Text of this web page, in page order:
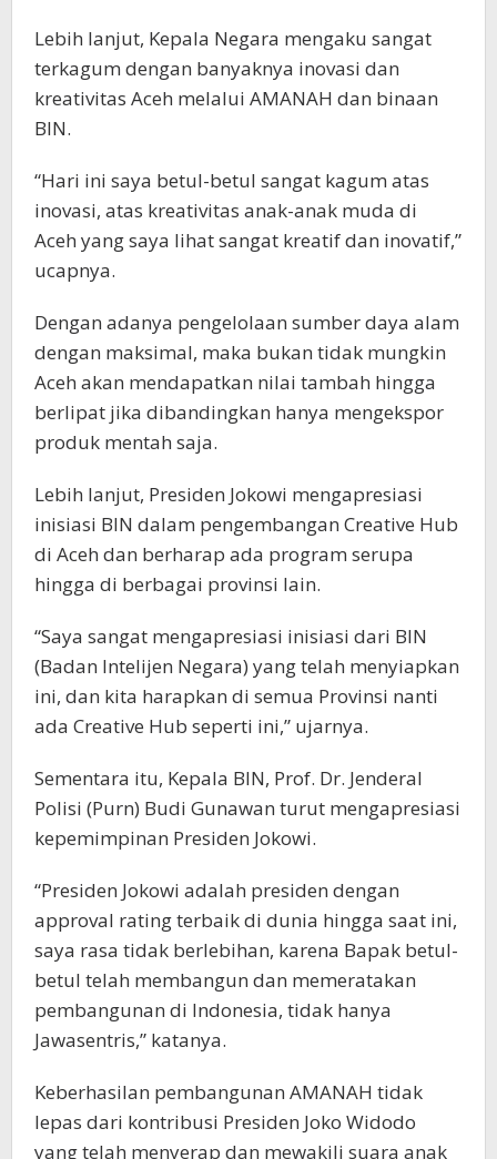
Lebih lanjut, Kepala Negara mengaku sangat
terkagum dengan banyaknya inovasi dan
kreativitas Aceh melalui AMANAH dan binaan
BIN.
“Hari ini saya betul-betul sangat kagum atas
inovasi, atas kreativitas anak-anak muda di
Aceh yang saya lihat sangat kreatif dan inovatif,”
ucapnya.
Dengan adanya pengelolaan sumber daya alam
dengan maksimal, maka bukan tidak mungkin
Aceh akan mendapatkan nilai tambah hingga
berlipat jika dibandingkan hanya mengekspor
produk mentah saja.
Lebih lanjut, Presiden Jokowi mengapresiasi
inisiasi BIN dalam pengembangan Creative Hub
di Aceh dan berharap ada program serupa
hingga di berbagai provinsi lain.
“Saya sangat mengapresiasi inisiasi dari BIN
(Badan Intelijen Negara) yang telah menyiapkan
ini, dan kita harapkan di semua Provinsi nanti
ada Creative Hub seperti ini,” ujarnya.
Sementara itu, Kepala BIN, Prof. Dr. Jenderal
Polisi (Purn) Budi Gunawan turut mengapresiasi
kepemimpinan Presiden Jokowi.
“Presiden Jokowi adalah presiden dengan
approval rating terbaik di dunia hingga saat ini,
saya rasa tidak berlebihan, karena Bapak betul-
betul telah membangun dan memeratakan
pembangunan di Indonesia, tidak hanya
Jawasentris,” katanya.
Keberhasilan pembangunan AMANAH tidak
lepas dari kontribusi Presiden Joko Widodo
yang telah menyerap dan mewakili suara anak